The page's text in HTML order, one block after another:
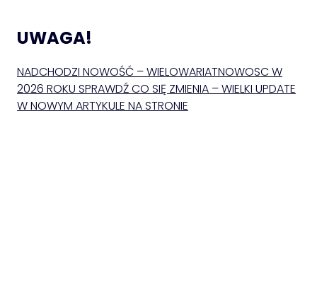
UWAGA!
NADCHODZI NOWOŚĆ – WIELOWARIATNOWOSC W
2026 ROKU SPRAWDŹ CO SIĘ ZMIENIA – WIELKI UPDATE
W NOWYM ARTYKULE NA STRONIE